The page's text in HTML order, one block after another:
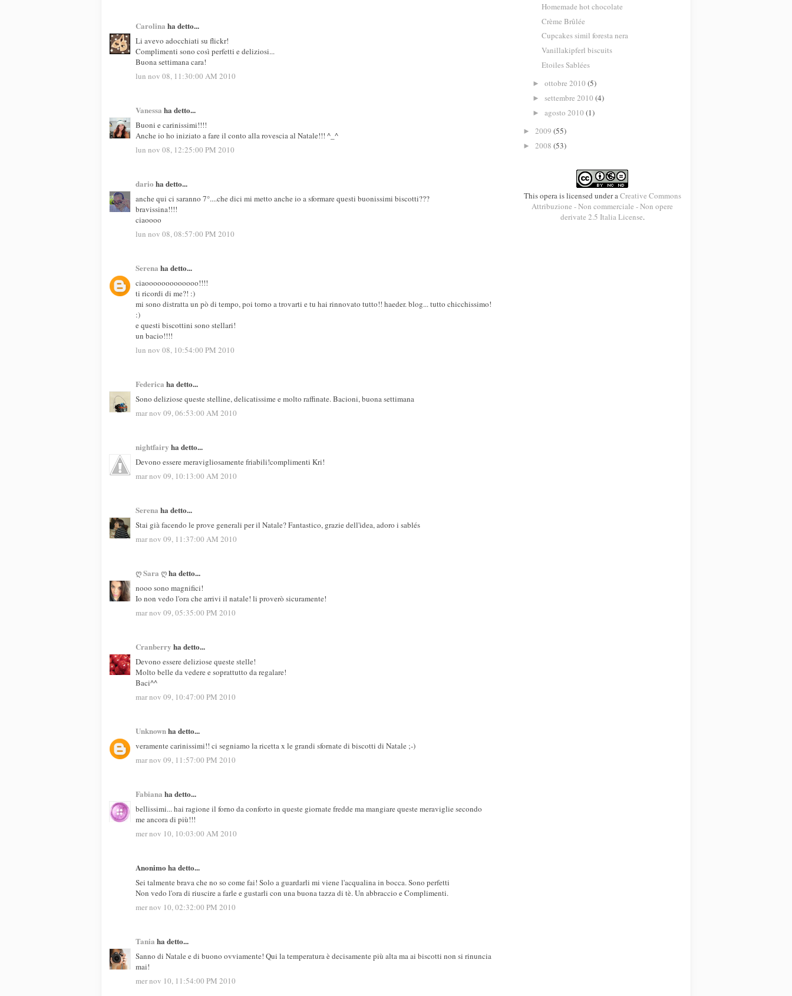
Carolina ha detto...
Li avevo adocchiati su flickr!
Complimenti sono così perfetti e deliziosi...
Buona settimana cara!
lun nov 08, 11:30:00 AM 2010
Vanessa ha detto...
Buoni e carinissimi!!!!
Anche io ho iniziato a fare il conto alla rovescia al Natale!!! ^_^
lun nov 08, 12:25:00 PM 2010
dario ha detto...
anche qui ci saranno 7°....che dici mi metto anche io a sformare questi buonissimi biscotti???
bravissina!!!!
ciaoooo
lun nov 08, 08:57:00 PM 2010
Serena ha detto...
ciaooooooooooooo!!!!
ti ricordi di me?! :)
mi sono distratta un pò di tempo, poi torno a trovarti e tu hai rinnovato tutto!! haeder. blog... tutto chicchissimo!
:)
e questi biscottini sono stellari!
un bacio!!!!
lun nov 08, 10:54:00 PM 2010
Federica ha detto...
Sono deliziose queste stelline, delicatissime e molto raffinate. Bacioni, buona settimana
mar nov 09, 06:53:00 AM 2010
nightfairy ha detto...
Devono essere meravigliosamente friabili!complimenti Kri!
mar nov 09, 10:13:00 AM 2010
Serena ha detto...
Stai già facendo le prove generali per il Natale? Fantastico, grazie dell'idea, adoro i sablés
mar nov 09, 11:37:00 AM 2010
ღ Sara ღha detto...
nooo sono magnifici!
Io non vedo l'ora che arrivi il natale! li proverò sicuramente!
mar nov 09, 05:35:00 PM 2010
Cranberry ha detto...
Devono essere deliziose queste stelle!
Molto belle da vedere e soprattutto da regalare!
Baci^^
mar nov 09, 10:47:00 PM 2010
Unknownha detto...
veramente carinissimi!! ci segniamo la ricetta x le grandi sfornate di biscotti di Natale ;-)
mar nov 09, 11:57:00 PM 2010
Fabiana ha detto...
bellissimi... hai ragione il forno da conforto in queste giornate fredde ma mangiare queste meraviglie secondo
me ancora di più!!!
mer nov 10, 10:03:00 AM 2010
Anonimo ha detto...
Sei talmente brava che no so come fai! Solo a guardarli mi viene l'acqualina in bocca. Sono perfetti
Non vedo l'ora di riuscire a farle e gustarli con una buona tazza di tè. Un abbraccio e Complimenti.
mer nov 10, 02:32:00 PM 2010
Tania ha detto...
Sanno di Natale e di buono ovviamente! Qui la temperatura è decisamente più alta ma ai biscotti non si rinuncia
mai!
mer nov 10, 11:54:00 PM 2010
Homemade hot chocolate
Crème Brûlée
Cupcakes simil foresta nera
Vanillakipferl biscuits
Etoiles Sablées
► ottobre 2010 (5)
► settembre 2010 (4)
► agosto 2010 (1)
► 2009 (55)
► 2008 (53)
This opera is licensed under aCreative Commons
Attribuzione - Non commerciale - Non opere
derivate 2.5 Italia License.